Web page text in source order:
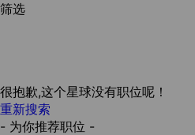
筛选
很抱歉,这个星球没有职位呢！
重新搜索
- 为你推荐职位 -